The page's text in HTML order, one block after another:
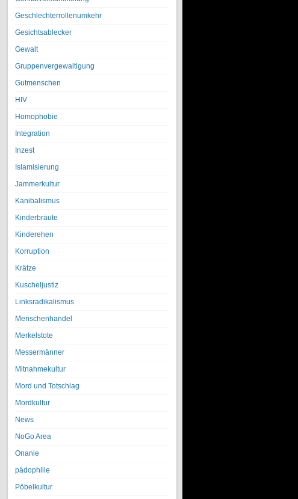
Geschlechterrollenumkehr
Gesichtsablecker
Gewalt
Gruppenvergewaltigung
Gutmenschen
HIV
Homophobie
Integration
Inzest
Islamisierung
Jammerkultur
Kanibalismus
Kinderbräute
Kinderehen
Korruption
Krätze
Kuscheljustiz
Linksradikalismus
Menschenhandel
Merkelstote
Messermänner
Mitnahmekultur
Mord und Totschlag
Mordkultur
News
NoGo Area
Onanie
pädophilie
Pöbelkultur